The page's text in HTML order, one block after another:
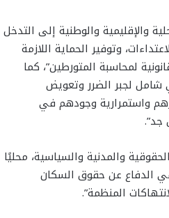
والإقليمية والوطنية إلى التدخل
وتوفير الحماية اللازمة
لمحاسبة المتورطين”، كما
شامل لجبر الضرر وتعويض
واستمرارية وجودهم في
جد”.
والمدنية والسياسية، محليًا
في الدفاع عن حقوق السكان
المنظمة”.